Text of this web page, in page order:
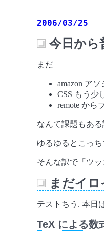
2006/03/25
今日から
まだ
amazon ア
CSS もう少
remote から
なんて課題もあ
ゆるゆるとこっ
そんな訳で「ツ
まだイ
テストちう. 本日
TeX による数